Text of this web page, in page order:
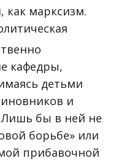
марксизм.
кафедры,
детьми
и
Лишь бы в ней не
борьбе» или
прибавочной